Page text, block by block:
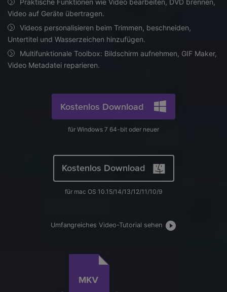
Video/Audio
Video/Audio
Bild
KI-Porträt
Ändern Sie den Videohintergrund
mit KI.
AI
Videoformat
Tech Specs
Eine vollständige Liste der unterstützten Formate, Geräte
und GPUs.
Updates von UniConverter
Ihr bester Video Converter
Der umfassende, verlustfreie und sichere Video Converter
mit hoher Geschwindigkeit.
JETZT KAUFEN
Suche
Praktische Funktionen wie Video bearbeiten, DVD brennen,
Video auf Geräte übertragen.
Videos personalisieren beim Trimmen, beschneiden,
Untertitel und Wasserzeichen hinzufügen.
Multifunktionale Toolbox: Bildschirm aufnehmen, GIF Maker,
Video Metadatei reparieren.
Kostenlos Download
für Windows 7 64-bit oder neuer
Kostenlos Download
für mac OS 10.15/14/13/12/11/10/9
Umfangreiches Video-Tutorial sehen